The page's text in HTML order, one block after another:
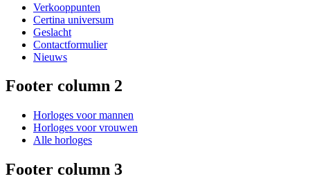
Verkooppunten
Certina universum
Geslacht
Contactformulier
Nieuws
Footer column 2
Horloges voor mannen
Horloges voor vrouwen
Alle horloges
Footer column 3